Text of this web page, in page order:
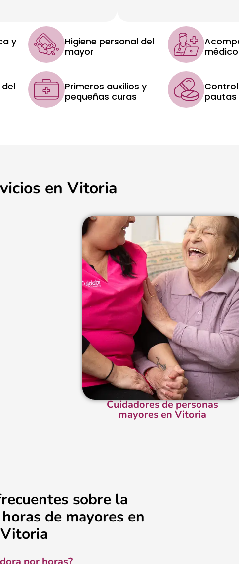
y
Higiene personal del
mayor
médico
Primeros auxilios y
pequeñas curas
pautas
en Vitoria
Cuidadores de personas
mayores en Vitoria
sobre la
de mayores en
Vitoria
por horas?